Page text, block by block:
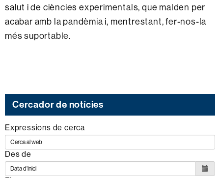
salut i de ciències experimentals, que malden per
acabar amb la pandèmia i, mentrestant, fer-nos-la
més suportable.
Cercador de notícies
Expressions de cerca
Des de